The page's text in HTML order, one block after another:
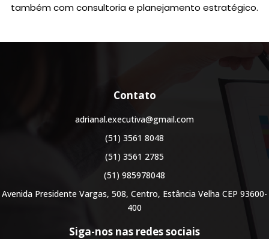
também com consultoria e planejamento estratégico.
Contato
adrianal.executiva@gmail.com
(51) 3561 8048
(51) 3561 2785
(51) 985978048
Avenida Presidente Vargas, 508, Centro, Estância Velha CEP 93600-
400
Siga-nos nas redes sociais